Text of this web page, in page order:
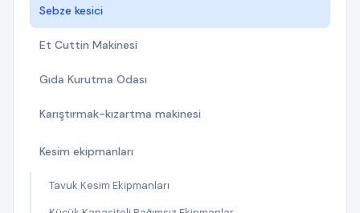
Sebze kesici
Et Cuttin Makinesi
Gıda Kurutma Odası
Karıştırmak-kızartma makinesi
Kesim ekipmanları
Tavuk Kesim Ekipmanları